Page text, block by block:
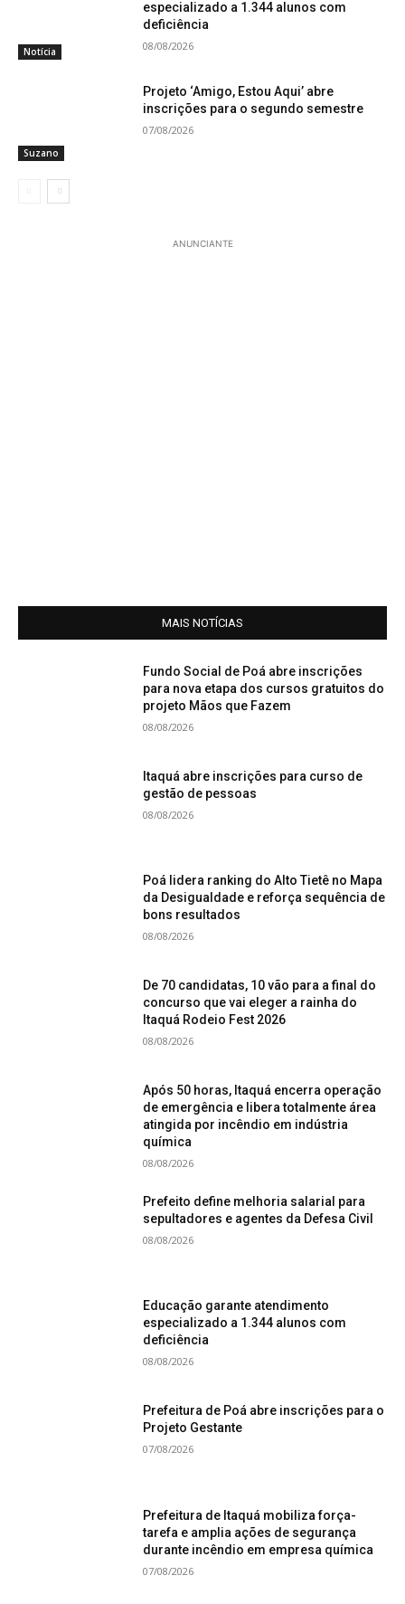
Notícia
especializado a 1.344 alunos com
deficiência
08/08/2026
Suzano
Projeto ‘Amigo, Estou Aqui’ abre
inscrições para o segundo semestre
07/08/2026
ANUNCIANTE
MAIS NOTÍCIAS
Fundo Social de Poá abre inscrições
para nova etapa dos cursos gratuitos do
projeto Mãos que Fazem
08/08/2026
Itaquá abre inscrições para curso de
gestão de pessoas
08/08/2026
Poá lidera ranking do Alto Tietê no Mapa
da Desigualdade e reforça sequência de
bons resultados
08/08/2026
De 70 candidatas, 10 vão para a final do
concurso que vai eleger a rainha do
Itaquá Rodeio Fest 2026
08/08/2026
Após 50 horas, Itaquá encerra operação
de emergência e libera totalmente área
atingida por incêndio em indústria
química
08/08/2026
Prefeito define melhoria salarial para
sepultadores e agentes da Defesa Civil
08/08/2026
Educação garante atendimento
especializado a 1.344 alunos com
deficiência
08/08/2026
Prefeitura de Poá abre inscrições para o
Projeto Gestante
07/08/2026
Prefeitura de Itaquá mobiliza força-
tarefa e amplia ações de segurança
durante incêndio em empresa química
07/08/2026